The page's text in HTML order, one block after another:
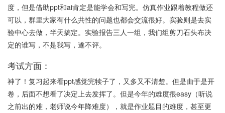
度，但是借助ppt和ai肯定是能学会和写完。仿真作业跟着教程做还
可以，群里大家有什么共性的问题也都会交流很好。实验则是去实
验中心去做，半天搞定。实验报告三人一组，我们组剪刀石头布决
定的谁写，不是我写，遂不评。
考试方面：
神了！复习起来看ppt感觉完犊子了，又多又不清楚。但是由于是开
卷，后面不想看了决定上去发挥了。但是今年的难度很easy（听说
之前出的难，老师说今年降难度），就是作业题目的难度，甚至更